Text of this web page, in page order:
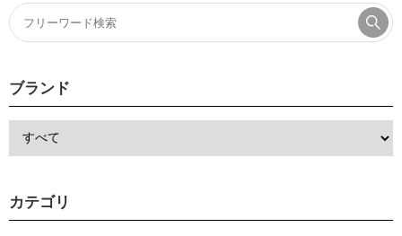
ブランド
カテゴリ